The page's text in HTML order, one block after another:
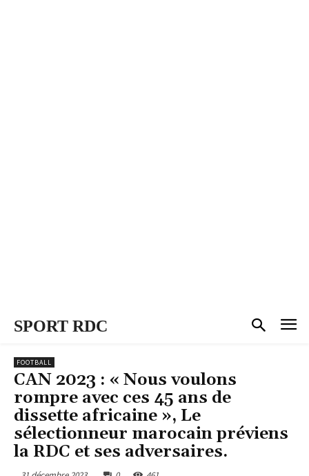
SPORT RDC
FOOTBALL
CAN 2023 : « Nous voulons
rompre avec ces 45 ans de
dissette africaine », Le
sélectionneur marocain préviens
la RDC et ses adversaires.